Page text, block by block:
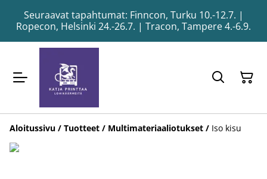
Seuraavat tapahtumat: Finncon, Turku 10.-12.7. |
Ropecon, Helsinki 24.-26.7. | Tracon, Tampere 4.-6.9.
Aloitussivu / Tuotteet / Multimateriaaliotukset / Iso kisu